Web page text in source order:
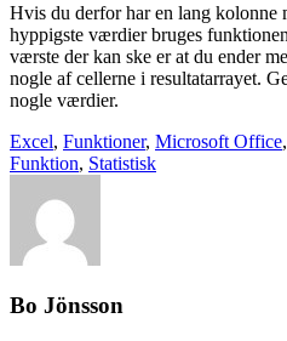
Hvis du derfor har en lang kolonne
hyppigste værdier bruges
værste der kan ske er at du ender
nogle af cellerne i resultatarrayet.
nogle værdier.
Excel, Funktioner, Microsoft Office,
Funktion, Statistisk
Bo Jönsson